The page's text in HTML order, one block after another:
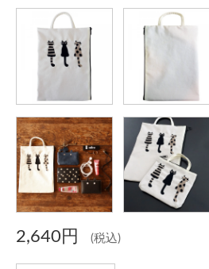
2,640円 (税込)